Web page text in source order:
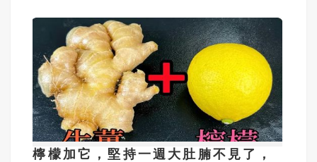
檸檬加它，堅持一週大肚腩不見了，